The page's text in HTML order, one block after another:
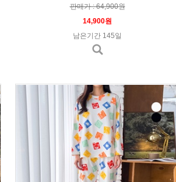
판매가 : 64,900원
14,900원
남은기간 145일